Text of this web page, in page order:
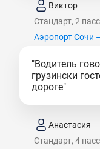
Виктор
Стандарт, 2
Аэропорт Сочи
"Водитель
грузински
дороге"
Анастасия
Стандарт, 4